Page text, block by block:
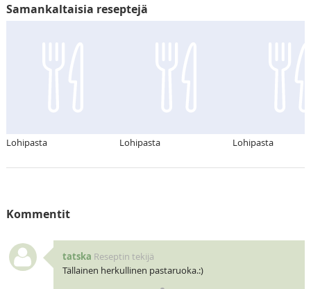
Samankaltaisia reseptejä
Lohipasta Lohipasta Lohipasta
Kommentit
tatska Reseptin tekijä
Tällainen herkullinen pastaruoka.:)